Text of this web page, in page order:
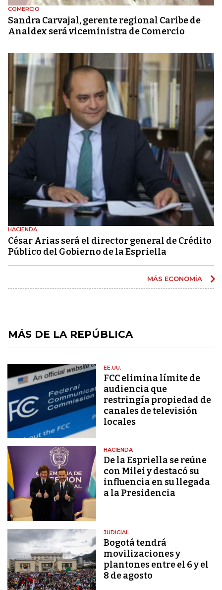
COMERCIO
Sandra Carvajal, gerente regional Caribe de
Analdex será viceministra de Comercio
HACIENDA
César Arias será el director general de Crédito
Público del Gobierno de la Espriella
MÁS ECONOMÍA
MÁS DE LA REPÚBLICA
EE.UU.
FCC elimina límite de
audiencia que
restringía propiedad de
canales de televisión
locales
HACIENDA
De la Espriella se reúne
con Milei y destacó su
influencia en su llegada
a la Presidencia
JUDICIAL
Bogotá tendrá
movilizaciones y
plantones entre el 6 y el
8 de agosto